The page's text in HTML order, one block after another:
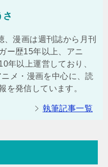
さ
漫画は週刊誌から月刊
ー歴15年以上、アニ
年以上運営しており、
メ・漫画を中心に、読
を発信しています。
執筆記事一覧